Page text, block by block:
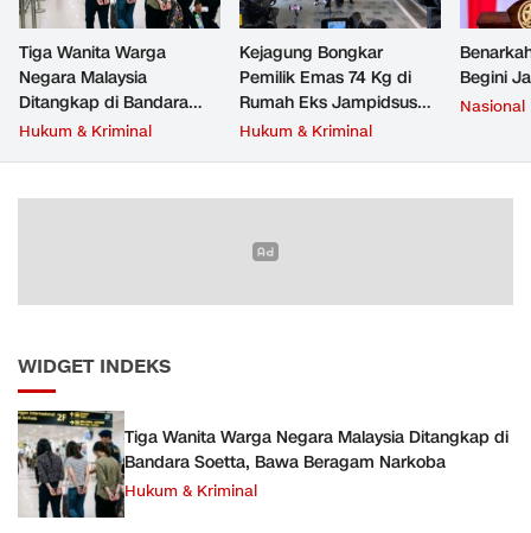
Tiga Wanita Warga
Negara Malaysia
Ditangkap di Bandara
Soetta, Bawa Beragam
Hukum & Kriminal
Kejagung Bongkar
Pemilik Emas 74 Kg di
Rumah Eks Jampidsus
Febrie Adriansyah
Hukum & Kriminal
Begini
Nasional
WIDGET INDEKS
Tiga Wanita Warga Negara Malaysia Ditangkap di
Bandara Soetta, Bawa Beragam Narkoba
Hukum & Kriminal